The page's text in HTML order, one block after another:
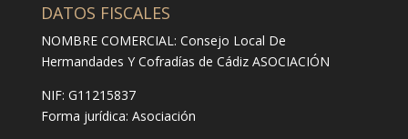
DATOS FISCALES
NOMBRE COMERCIAL: Consejo Local De
Hermandades Y Cofradías de Cádiz ASOCIACIÓN
NIF: G11215837
Forma jurídica: Asociación